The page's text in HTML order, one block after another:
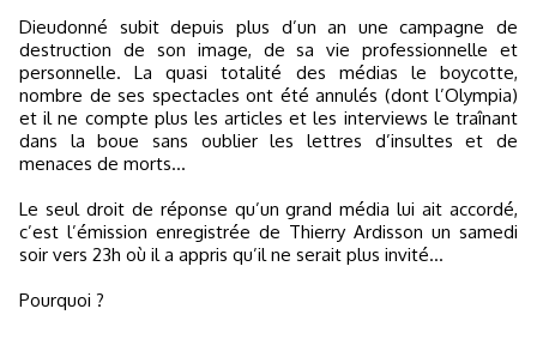
Dieudonné subit depuis plus d’un an une campagne de
destruction de son image, de sa vie professionnelle et
personnelle. La quasi totalité des médias le boycotte,
nombre de ses spectacles ont été annulés (dont l’Olympia)
et il ne compte plus les articles et les interviews le traînant
dans la boue sans oublier les lettres d’insultes et de
menaces de morts…
Le seul droit de réponse qu’un grand média lui ait accordé,
c’est l’émission enregistrée de Thierry Ardisson un samedi
soir vers 23h où il a appris qu’il ne serait plus invité…
Pourquoi ?